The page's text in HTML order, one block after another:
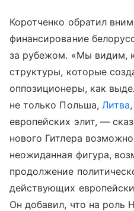
Коротченко обратил
финансирование
за рубежом. «Мы видим,
структуры, которые
оппозиционеры, как
не только Польша, Литва
европейских элит, —
нового Гитлера
неожиданная фигура,
продолжение
действующих
Он добавил, что на роль